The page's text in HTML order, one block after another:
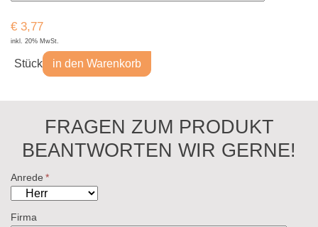
€ 3,77
inkl. 20% MwSt.
Stück in den Warenkorb
FRAGEN ZUM PRODUKT
BEANTWORTEN WIR GERNE!
Anrede *
Firma